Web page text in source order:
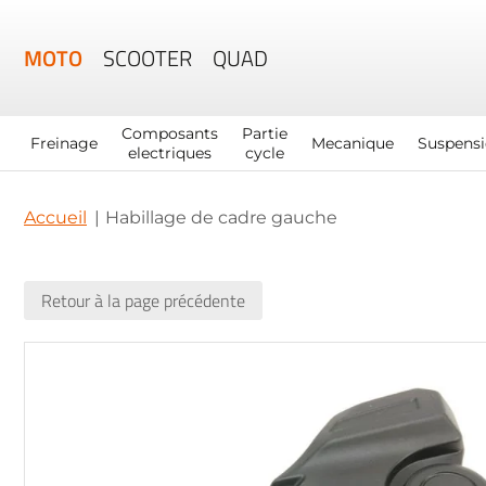
MOTO SCOOTER QUAD
Freinage
Composants
electriques
Partie
cycle
Mecanique
Accueil Habillage de cadre gauche
Retour à la page précédente